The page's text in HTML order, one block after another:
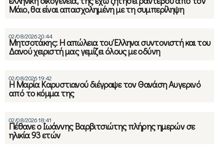
Μάιο, θα είναι απασχολημένη με τη συμπερίληψη
02/08/2026 20:44
Μητσοτάκης: Η απώλεια του Έλληνα συντονιστή και του
Δανού χειριστή μας γεμίζει όλους με οδύνη
02/08/2026 19:42
Η Μαρία Καρυστιανού διέγραψε τον Θανάση Αυγερινό
από το κόμμα της
02/08/2026 18:41
Πέθανε ο Ιωάννης Βαρβιτσιώτης πλήρης ημερών σε
ηλικία 93 ετών